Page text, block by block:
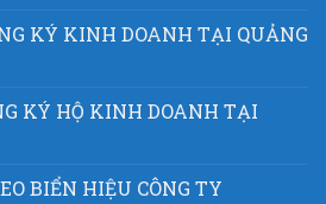
KÝ KINH DOANH TẠI QUẢNG
KÝ HỘ KINH DOANH TẠI
BIỂN HIỆU CÔNG TY